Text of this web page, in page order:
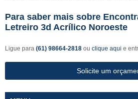
Para saber mais sobre
Letreiro 3d Acrílico Noroeste
Ligue para (61) 98664-2818 ou clique aqui e
Solicite um